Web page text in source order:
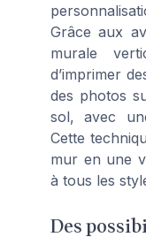
Grâce aux
murale
d’imprimer
des photos
sol, avec
Cette
mur en une
à tous les
Des